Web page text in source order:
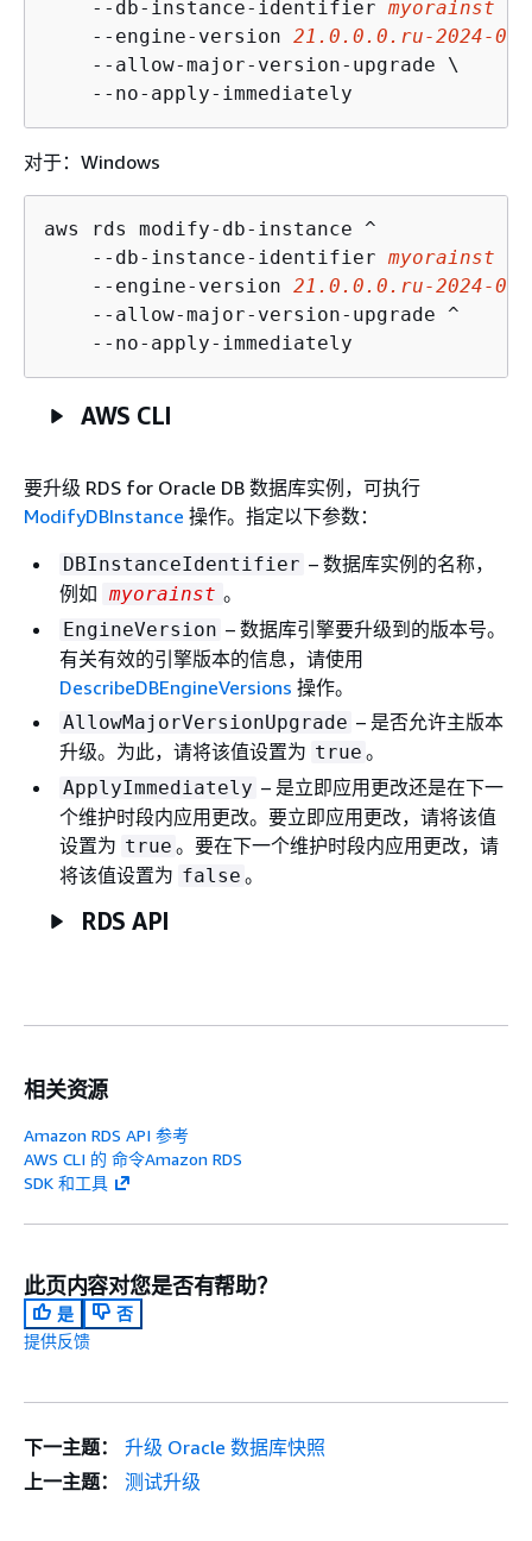
    --db-instance-identifier
myorainst
    --engine-version
21.0.0.0.ru-2024-
    --allow-major-version-upgrade \
    --no-apply-immediately
对于：Windows
aws rds modify-db-instance ^
    --db-instance-identifier
myorainst
    --engine-version
21.0.0.0.ru-2024-
    --allow-major-version-upgrade ^
    --no-apply-immediately
AWS CLI
要升级 RDS for Oracle DB 数据库实例，可执行
ModifyDBInstance 操作。指定以下参数：
DBInstanceIdentifier – 数据库实例的名称，
例如 myorainst 。
EngineVersion – 数据库引擎要升级到的版本号。
有关有效的引擎版本的信息，请使用
DescribeDBEngineVersions 操作。
AllowMajorVersionUpgrade – 是否允许主版本
升级。为此，请将该值设置为 true 。
ApplyImmediately – 是立即应用更改还是在下一
个维护时段内应用更改。要立即应用更改，请将该值
设置为 true 。要在下一个维护时段内应用更改，请
将该值设置为 false 。
RDS API
相关资源
Amazon RDS API 参考
AWS CLI 的 命令Amazon RDS
SDK 和工具
此页内容对您是否有帮助？
是
否
提供反馈
下一主题：
升级 Oracle 数据库快照
上一主题：
测试升级